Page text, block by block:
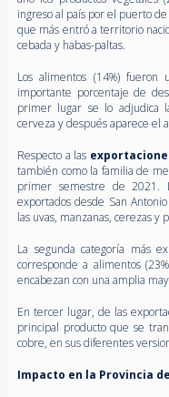
ingreso al país por el puerto
que más entró a territorio
cebada y habas-paltas.
Los alimentos (14%)
importante porcentaje de
primer lugar se lo adjudica
cerveza y después aparece el
Respecto a las
también como la familia de
primer semestre de 2021.
exportados desde San
las uvas, manzanas, cerezas y
La segunda categoría más
corresponde a alimentos
encabezan con una amplia
En tercer lugar, de las
principal producto que se
cobre, en sus diferentes
Impacto en la Provincia